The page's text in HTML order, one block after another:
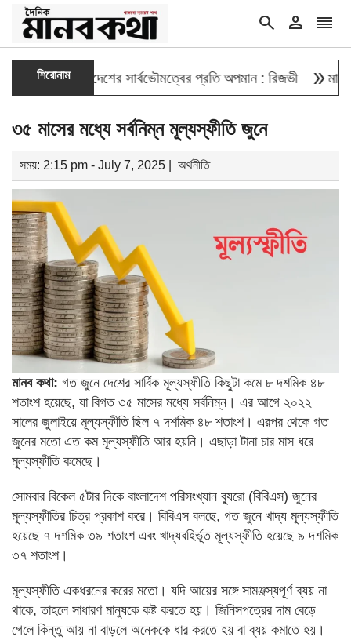
search person reorder
শিরোনাম
বাংলাদেশের সার্বভৌমত্বের প্রতি অপমান : রিজভী double_arrowমাহবুব আলী
৩৫ মাসের মধ্যে সর্বনিম্ন মূল্যস্ফীতি জুনে
সময়: 2:15 pm - July 7, 2025 | অর্থনীতি
মানব কথা: গত জুনে দেশের সার্বিক মূল্যস্ফীতি কিছুটা কমে ৮ দশমিক ৪৮
শতাংশ হয়েছে, যা বিগত ৩৫ মাসের মধ্যে সর্বনিম্ন। এর আগে ২০২২
সালের জুলাইয়ে মূল্যস্ফীতি ছিল ৭ দশমিক ৪৮ শতাংশ। এরপর থেকে গত
জুনের মতো এত কম মূল্যস্ফীতি আর হয়নি। এছাড়া টানা চার মাস ধরে
মূল্যস্ফীতি কমেছে।
সোমবার বিকেল ৫টার দিকে বাংলাদেশ পরিসংখ্যান ব্যুরো (বিবিএস) জুনের
মূল্যস্ফীতির চিত্র প্রকাশ করে। বিবিএস বলছে, গত জুনে খাদ্য মূল্যস্ফীতি
হয়েছে ৭ দশমিক ৩৯ শতাংশ এবং খাদ্যবহির্ভূত মূল্যস্ফীতি হয়েছে ৯ দশমিক
৩৭ শতাংশ।
মূল্যস্ফীতি একধরনের করের মতো। যদি আয়ের সঙ্গে সামঞ্জস্যপূর্ণ ব্যয় না
থাকে, তাহলে সাধারণ মানুষকে কষ্ট করতে হয়। জিনিসপত্রের দাম বেড়ে
গেলে কিন্তু আয় না বাড়লে অনেককে ধার করতে হয় বা ব্যয় কমাতে হয়।